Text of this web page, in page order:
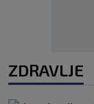
ZDRAVLJE